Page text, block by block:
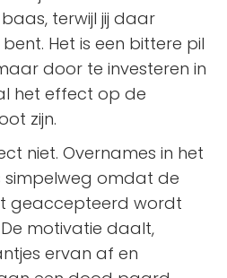
terwijl jij daar
Het is een bittere pil
door te investeren in
het effect op de
zijn.
niet. Overnames in het
simpelweg omdat de
geaccepteerd wordt
motivatie daalt,
ervan af en